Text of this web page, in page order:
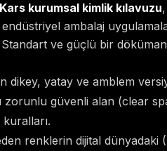
Kars kurumsal kimlik kılavuzu
ambalaj
ve güçlü bir
dikey, yatay ve amblem
güvenli alan (clear
renklerin dijital dünyadaki